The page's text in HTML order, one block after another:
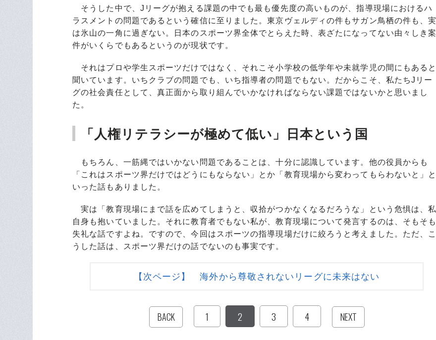
そうした中で、Jリーグが抱える課題の中でも最も優先度の高いものが、指導現場におけるハ
ラスメントの問題であるという確信に至りました。東京ヴェルディの件もサガン鳥栖の件も、実
は氷山の一角に過ぎない。日本のスポーツ界全体でとらえた時、表ざたになってない由々しき案
件がいくらでもあるというのが現状です。
それはプロや学生スポーツだけではなく、それこそ小学校の低学年や未就学児の間にもあると
聞いています。いちクラブの問題でも、いち指導者の問題でもない。だからこそ、私たちJリー
グの社会責任として、真正面から取り組んでいかなければならない課題ではないかと思いまし
た。
「人権リテラシーが極めて低い」日本という国
もちろん、一筋縄ではいかない問題であることは、十分に認識しています。他の役員からも
「これはスポーツ界だけではどうにもならない」とか「教育現場から変わってもらわないと」と
いった話もありました。
実は「教育現場にまで話を広めてしまうと、収拾がつかなくなるだろうな」という危惧は、私
自身も抱いていました。それに教育者でもない私が、教育現場について発言するのは、そもそも
失礼な話ですよね。ですので、今回はスポーツの指導現場だけに絞ろうと考えました。ただ、こ
うした話は、スポーツ界だけの話でないのも事実です。
【次ページ】 海外から尊敬されないリーグに未来はない
BACK 1 2 3 4 NEXT